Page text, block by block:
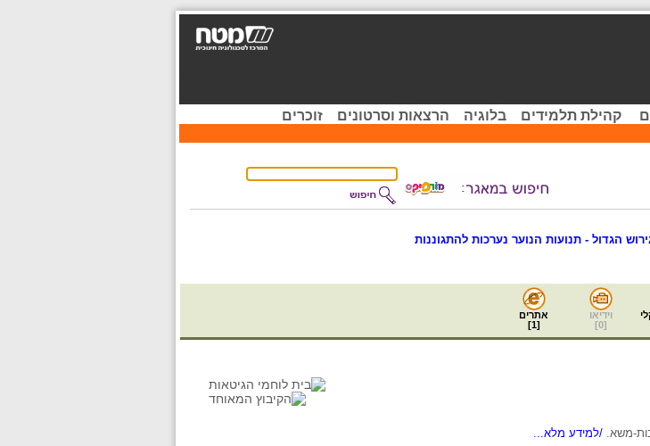
קהילת תלמידים בלוגיה הרצאות וסרטונים זוכרים
הגדול - תנועות הנוער נערכות להתגוננות
וידיאו
[
0
]
אתרים
[
1
]
משא. /למידע מלא...